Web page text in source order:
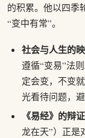
的积累。他以四季
“变中有常”。
社会与人生的
遵循“变易”法
定会变，不变
光看待问题，避
《易经》的辩
龙在天”）正是